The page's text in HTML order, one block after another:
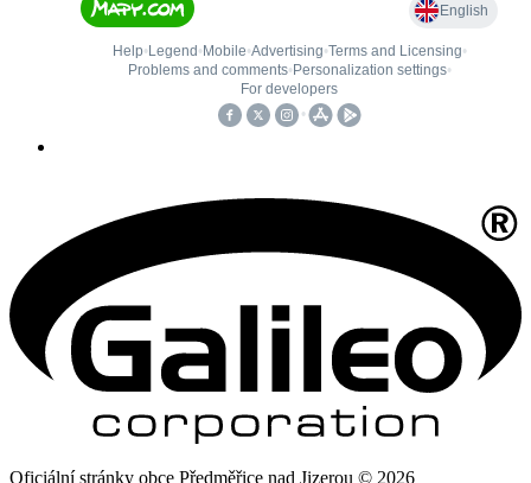
Oficiální stránky obce Předměřice nad Jizerou © 2026